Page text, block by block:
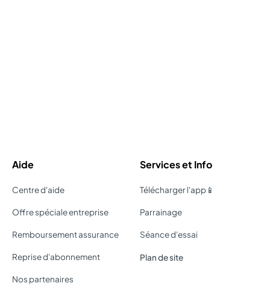
Aide
Centre d'aide
Offre spéciale entreprise
Remboursement assurance
Reprise d'abonnement
Nos partenaires
Services et Info
Télécharger l'app📱
Parrainage
Séance d'essai
Plan de site